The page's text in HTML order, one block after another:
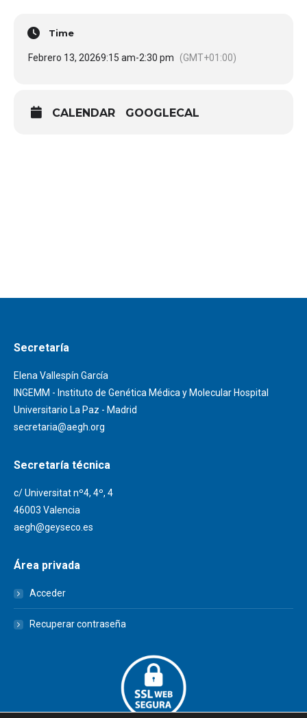
Time
Febrero 13, 20269:15 am-2:30 pm (GMT+01:00)
CALENDAR GOOGLECAL
Secretaría
Elena Vallespín García
INGEMM - Instituto de Genética Médica y Molecular Hospital
Universitario La Paz - Madrid
secretaria@aegh.org
Secretaría técnica
c/ Universitat nº4, 4º, 4
46003 Valencia
aegh@geyseco.es
Área privada
Acceder
Recuperar contraseña